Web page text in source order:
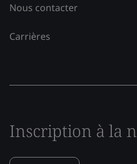
Nous contacter
Carrières
Inscription à la